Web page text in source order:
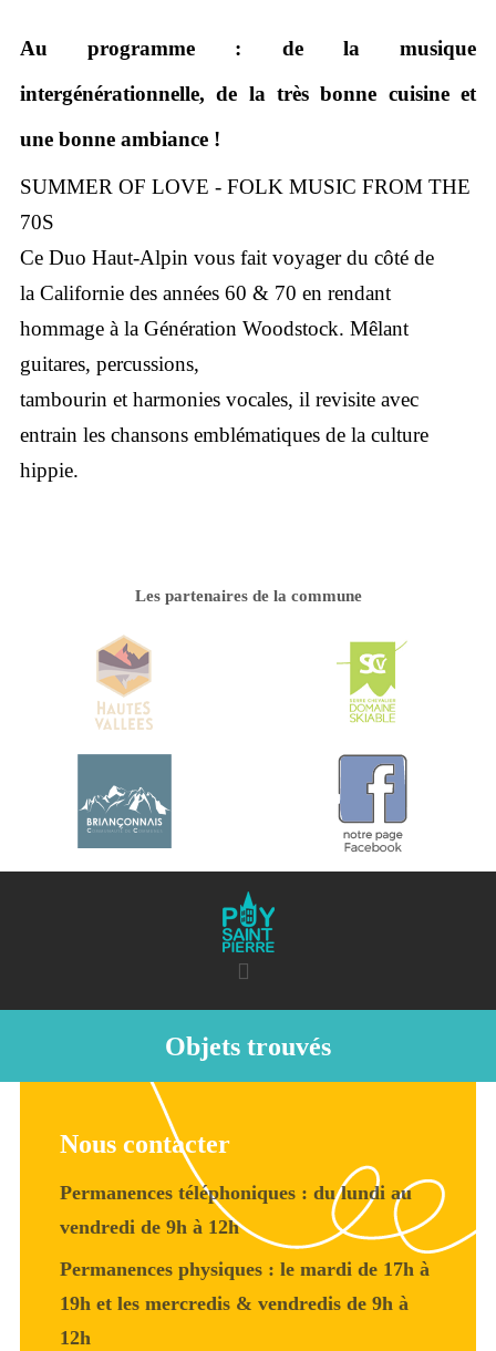
Au programme : de la musique
intergénérationnelle, de la très bonne cuisine et
une bonne ambiance !
SUMMER OF LOVE - FOLK MUSIC FROM THE
70S
Ce Duo Haut-Alpin vous fait voyager du côté de
la Californie des années 60 & 70 en rendant
hommage à la Génération Woodstock. Mêlant
guitares, percussions,
tambourin et harmonies vocales, il revisite avec
entrain les chansons emblématiques de la culture
hippie.
Les partenaires de la commune
Objets trouvés
Nous contacter
Permanences téléphoniques : du lundi au
vendredi de 9h à 12h
Permanences physiques : le mardi de 17h à
19h et les mercredis & vendredis de 9h à
12h